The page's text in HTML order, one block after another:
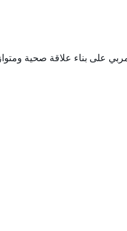
على بناء علاقة صحية